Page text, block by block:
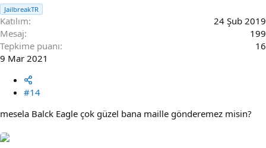
JailbreakTR
Katılım
24 Şub 2019
Mesaj
199
Tepkime puanı
16
9 Mar 2021
#14
mesela Balck Eagle çok güzel bana maille gönderemez misin?